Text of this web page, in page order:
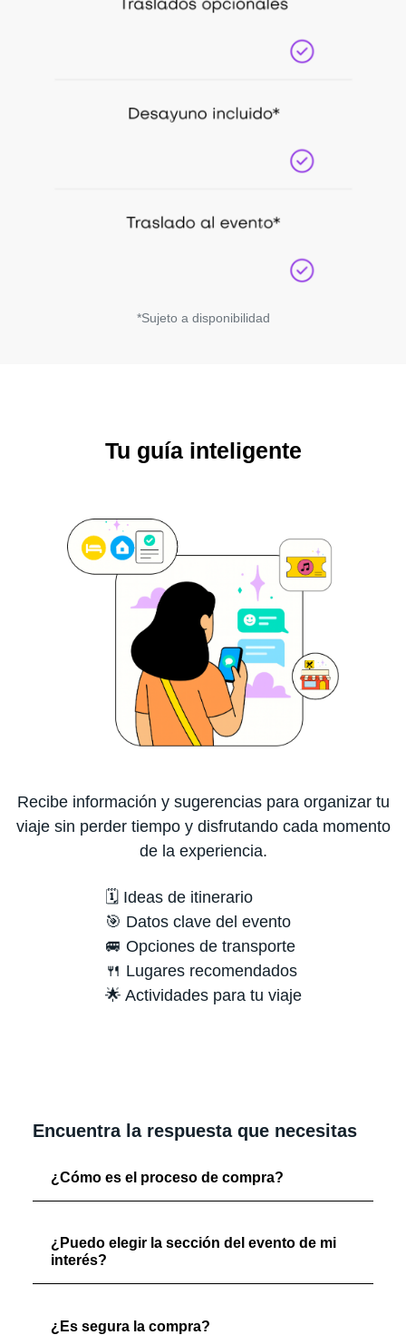
*Sujeto a disponibilidad
Tu guía inteligente
Recibe información y sugerencias para organizar tu
viaje sin perder tiempo y disfrutando cada momento
de la experiencia.
🗓️ Ideas de itinerario
🎯 Datos clave del evento
🚐 Opciones de transporte
🍴 Lugares recomendados
🌟 Actividades para tu viaje
Encuentra la respuesta que necesitas
¿Cómo es el proceso de compra?
¿Puedo elegir la sección del evento de mi
interés?
¿Es segura la compra?